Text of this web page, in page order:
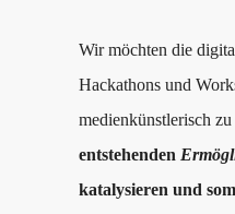
Wir möchten die
Hackathons und
medienkünstlerisch
entstehenden
katalysieren und